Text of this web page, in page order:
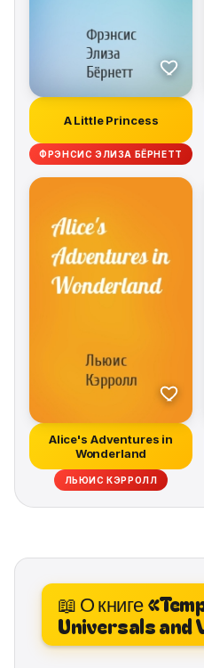
A Little Princess
ФРЭНСИС ЭЛИЗА БЁРНЕТТ
Alice's Adventures in
Wonderland
ЛЬЮИС КЭРРОЛЛ
📖 О книге
Universals and